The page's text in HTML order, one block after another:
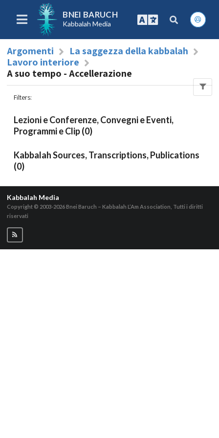
BNEI BARUCH
Kabbalah Media
Argomenti
La saggezza della kabbalah
Lavoro interiore
A suo tempo - Accellerazione
Filters:
Lezioni e Conferenze, Convegni e Eventi,
Programmi e Clip (0)
Kabbalah Sources, Transcriptions, Publications
(0)
Kabbalah Media
Copyright © 2003-2026Bnei Baruch – Kabbalah L’Am Association, Tutti i diritti
riservati